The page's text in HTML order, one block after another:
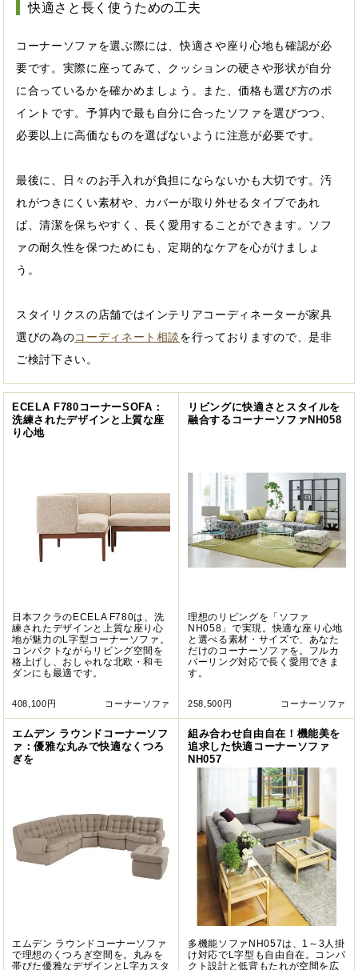
快適さと長く使うための工夫
コーナーソファを選ぶ際には、快適さや座り心地も確認が必
要です。実際に座ってみて、クッションの硬さや形状が自分
に合っているかを確かめましょう。また、価格も選び方のポ
イントです。予算内で最も自分に合ったソファを選びつつ、
必要以上に高価なものを選ばないように注意が必要です。
最後に、日々のお手入れが負担にならないかも大切です。汚
れがつきにくい素材や、カバーが取り外せるタイプであれ
ば、清潔を保ちやすく、長く愛用することができます。ソフ
ァの耐久性を保つためにも、定期的なケアを心がけましょ
う。
スタイリクスの店舗ではインテリアコーディネーターが家具
選びの為のコーディネート相談 を行っておりますので、是非
ご検討下さい。
ECELA F780コーナーSOFA：
洗練されたデザインと上質な座
り心地
日本フクラのECELA F780は、洗
練されたデザインと上質な座り心
地が魅力のL字型コーナーソファ。
コンパクトながらリビング空間を
格上げし、おしゃれな北欧・和モ
ダンにも最適です。
408,100円 コーナーソファ
リビングに快適さとスタイルを
融合するコーナーソファNH058
理想のリビングを「ソファ
NH058」で実現。快適な座り心地
と選べる素材・サイズで、あなた
だけのコーナーソファを。フルカ
バーリング対応で長く愛用できま
す。
258,500円 コーナーソファ
エムデン ラウンドコーナーソフ
ァ：優雅な丸みで快適なくつろ
ぎを
エムデン ラウンドコーナーソファ
で理想のくつろぎ空間を。丸みを
帯びた優雅なデザインとL字カスタ
組み合わせ自由自在！機能美を
追求した快適コーナーソファ
NH057
多機能ソファNH057は、1～3人掛
け対応でL字型も自由自在。コンパ
クト設計と低背もたれが空間を広